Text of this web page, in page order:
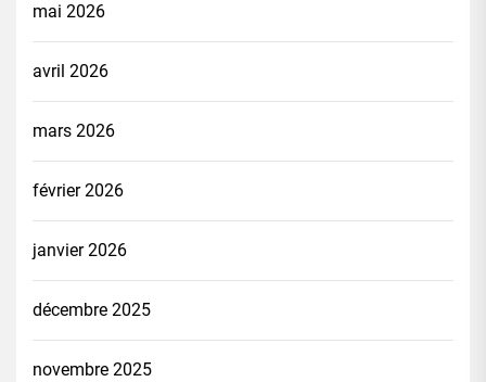
mai 2026
avril 2026
mars 2026
février 2026
janvier 2026
décembre 2025
novembre 2025